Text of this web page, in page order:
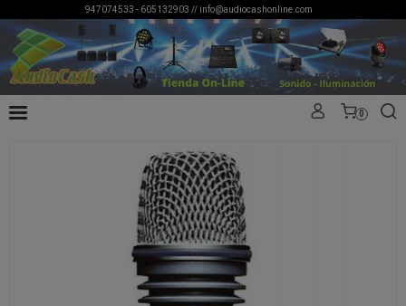
947074533 - 605132903 // info@audiocashonline.com
0